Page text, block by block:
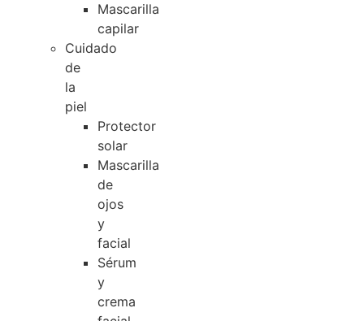
Mascarilla
capilar
Cuidado
de
la
piel
Protector
solar
Mascarilla
de
ojos
y
facial
Sérum
y
crema